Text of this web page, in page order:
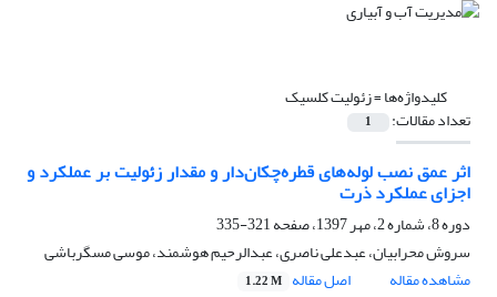
کلیدواژه‌ها =زئولیت کلسیک
تعداد مقالات: 1
اثر عمق نصب لوله‌های قطره‌چکان‌دار و مقدار زئولیت بر عملکرد و
اجزای عملکرد ذرت
دوره 8، شماره 2، مهر 1397، صفحه
321-335
سروش محرابیان، عبدعلی ناصری، عبدالرحیم هوشمند، موسی مسگرباشی
مشاهده مقاله
اصل مقاله 1.22 M